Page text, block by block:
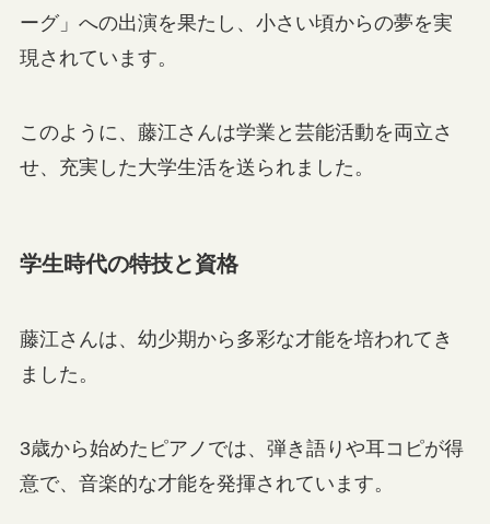
ーグ」への出演を果たし、小さい頃からの夢を実
現されています。
このように、藤江さんは学業と芸能活動を両立さ
せ、充実した大学生活を送られました。
学生時代の特技と資格
藤江さんは、幼少期から多彩な才能を培われてき
ました。
3歳から始めたピアノでは、弾き語りや耳コピが得
意で、音楽的な才能を発揮されています。